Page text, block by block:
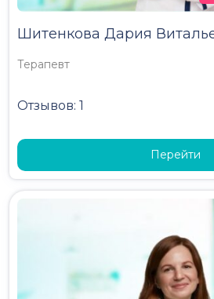
Шитенкова Дария
Терапевт
Отзывов: 1
Перейти